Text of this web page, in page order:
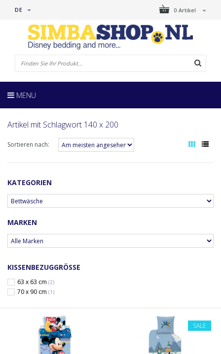
0 Artikel
DE
MENU
Artikel mit Schlagwort 140 x 200
Sortieren nach:
KATEGORIEN
MARKEN
KISSENBEZUGGRÖSSE
63 x 63 cm (2)
70 x 90 cm (1)
SALE